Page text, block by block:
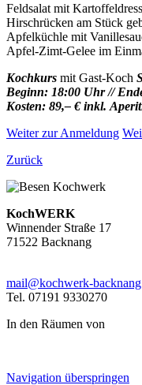
Feldsalat mit
Hirschrücken am Stück
Apfelküchle mit
Apfel-Zimt-Gelee im
Kochkurs mit Gast-Koch
Beginn: 18:00 Uhr //
Kosten: 89,– € inkl.
Weiter zur Anmeldung
Zurück
KochWERK
Winnender Straße 17
71522 Backnang
mail@kochwerk-
Tel. 07191 9330270
In den Räumen von
Navigation überspringen